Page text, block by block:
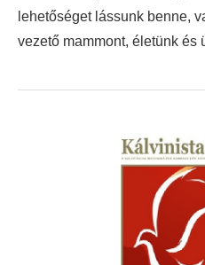
lehetőséget lássunk benne,
vezető mammont, életünk